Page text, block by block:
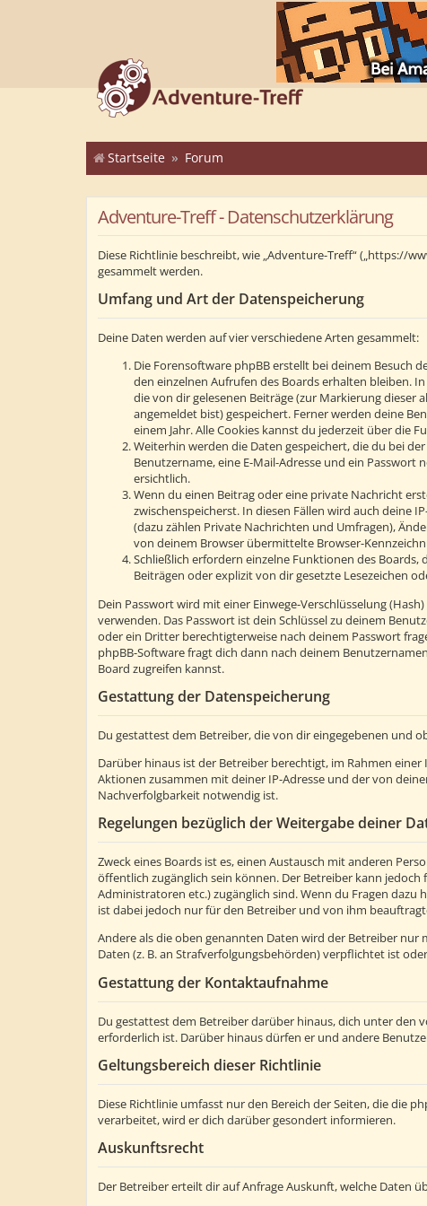
Startseite Forum
Adventure-Treff - Datenschutzerklärung
Diese Richtlinie beschreibt, wie „Adventure-Treff“ („https://
gesammelt werden.
Umfang und Art der Datenspeicherung
Deine Daten werden auf vier verschiedene Arten gesammelt:
Die Forensoftware phpBB erstellt bei deinem Besuch
den einzelnen Aufrufen des Boards erhalten bleiben.
die von dir gelesenen Beiträge (zur Markierung
angemeldet bist) gespeichert. Ferner werden deine
einem Jahr. Alle Cookies kannst du jederzeit über die
Weiterhin werden die Daten gespeichert, die du bei
Benutzername, eine E-Mail-Adresse und ein
ersichtlich.
Wenn du einen Beitrag oder eine private Nachricht
zwischenspeicherst. In diesen Fällen wird auch deine
(dazu zählen Private Nachrichten und Umfragen),
von deinem Browser übermittelte Browser-
Schließlich erfordern einzelne Funktionen des
Beiträgen oder explizit von dir gesetzte Lesezeichen
Dein Passwort wird mit einer Einwege-Verschlüsselung
verwenden. Das Passwort ist dein Schlüssel zu deinem
oder ein Dritter berechtigterweise nach deinem Passwort
phpBB-Software fragt dich dann nach deinem
Board zugreifen kannst.
Gestattung der Datenspeicherung
Du gestattest dem Betreiber, die von dir eingegebenen und
Darüber hinaus ist der Betreiber berechtigt, im Rahmen
Aktionen zusammen mit deiner IP-Adresse und der von
Nachverfolgbarkeit notwendig ist.
Regelungen bezüglich der Weitergabe deiner
Zweck eines Boards ist es, einen Austausch mit anderen
öffentlich zugänglich sein können. Der Betreiber kann
Administratoren etc.) zugänglich sind. Wenn du Fragen
ist dabei jedoch nur für den Betreiber und von ihm
Andere als die oben genannten Daten wird der Betreiber
Daten (z. B. an Strafverfolgungsbehörden) verpflichtet ist
Gestattung der Kontaktaufnahme
Du gestattest dem Betreiber darüber hinaus, dich unter
erforderlich ist. Darüber hinaus dürfen er und andere
Geltungsbereich dieser Richtlinie
Diese Richtlinie umfasst nur den Bereich der Seiten, die die
verarbeitet, wird er dich darüber gesondert informieren.
Auskunftsrecht
Der Betreiber erteilt dir auf Anfrage Auskunft, welche Daten